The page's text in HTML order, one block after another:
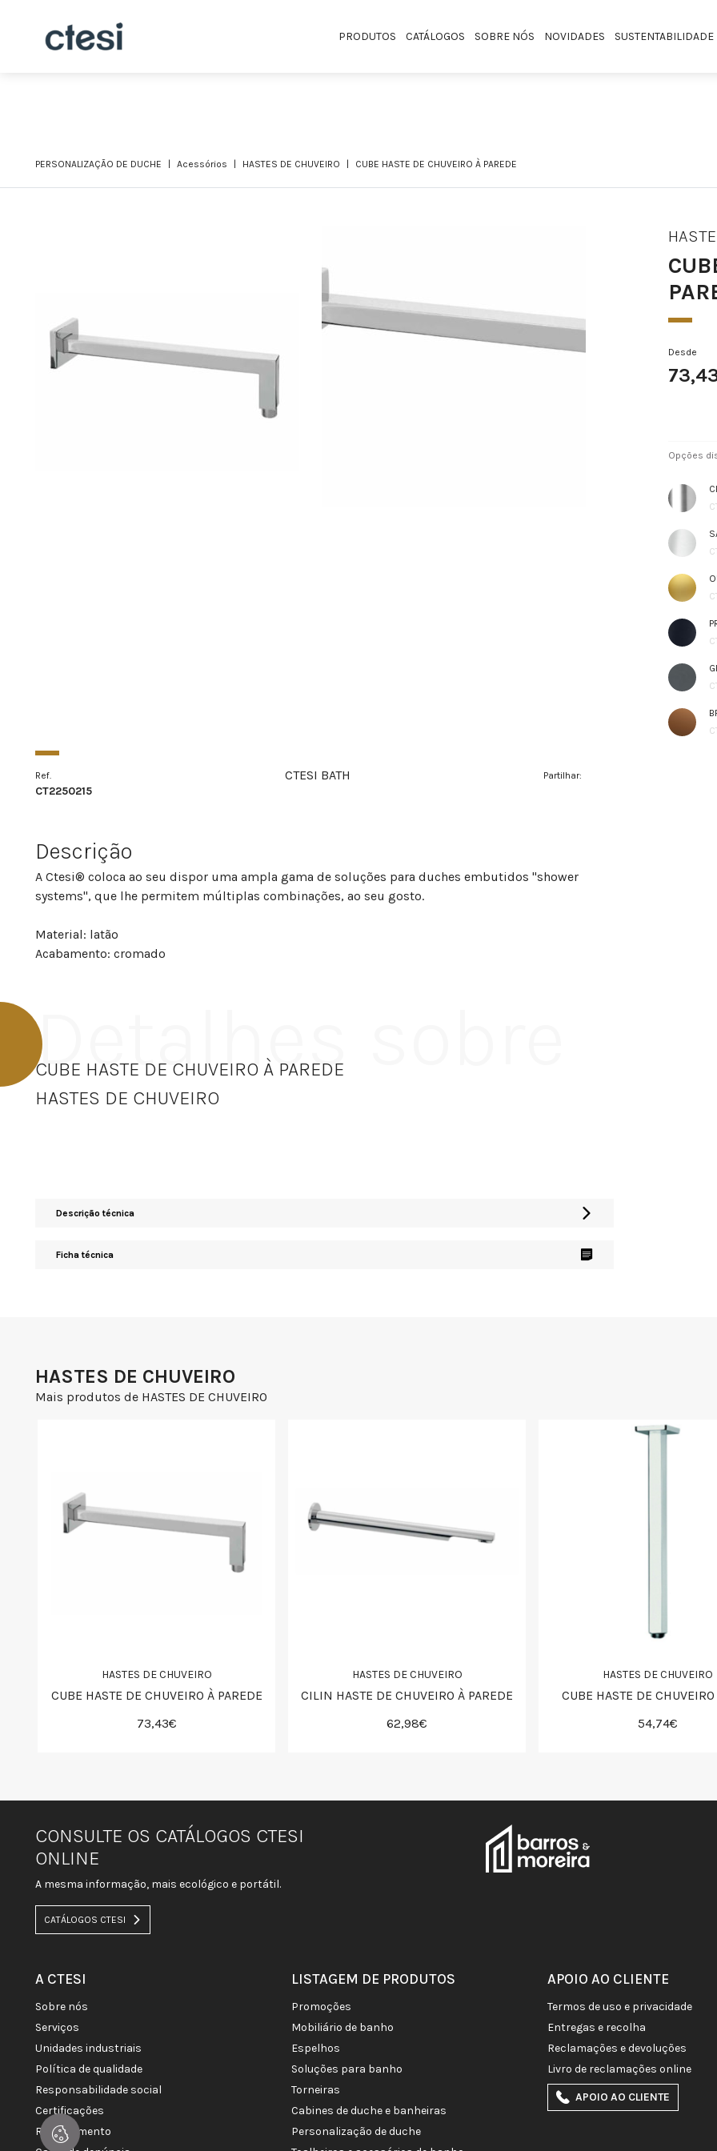
PRODUTOS CATÁLOGOS SOBRE NÓS NOVIDADES SUSTENTABILIDADE
PERSONALIZAÇÃO DE DUCHE Acessórios HASTES DE CHUVEIRO CUBE HASTE DE CHUVEIRO À PAREDE
Desde
Opções
Ref.
CT2250215
CTESI BATH Partilhar:
Descrição
A Ctesi® coloca ao seu dispor uma ampla gama de soluções para duches embutidos "shower
systems", que lhe permitem múltiplas combinações, ao seu gosto.
Material: latão
Acabamento: cromado
Detalhes sobre
CUBE HASTE DE CHUVEIRO À PAREDE
HASTES DE CHUVEIRO
Descrição técnica
Ficha técnica
HASTES DE CHUVEIRO
Mais produtos de HASTES DE CHUVEIRO
HASTES DE CHUVEIRO
CUBE HASTE DE CHUVEIRO À PAREDE
73,43€
HASTES DE CHUVEIRO
CILIN HASTE DE CHUVEIRO À PAREDE
62,98€
HASTES DE CHUVEIRO
CUBE HASTE DE CHUVEIRO
54,74€
CONSULTE OS CATÁLOGOS CTESI
ONLINE
A mesma informação, mais ecológico e portátil.
CATÁLOGOS CTESI
A CTESI
sobre nós
serviços
unidades industriais
política de qualidade
responsabilidade social
certificações
recrutamento
LISTAGEM DE PRODUTOS
promoções
mobiliário de banho
espelhos
soluções para banho
torneiras
cabines de duche e banheiras
personalização de duche
APOIO AO CLIENTE
termos de uso e privacidade
entregas e recolha
reclamações e devoluções
livro de reclamações online
APOIO AO CLIENTE